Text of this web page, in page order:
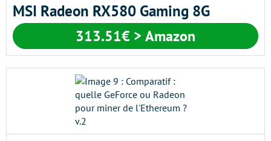
MSI Radeon RX580 Gaming 8G
313.51€ > Amazon